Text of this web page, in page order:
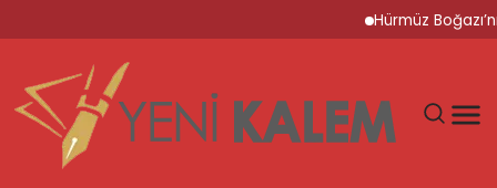
Hürmüz Boğazı’nın